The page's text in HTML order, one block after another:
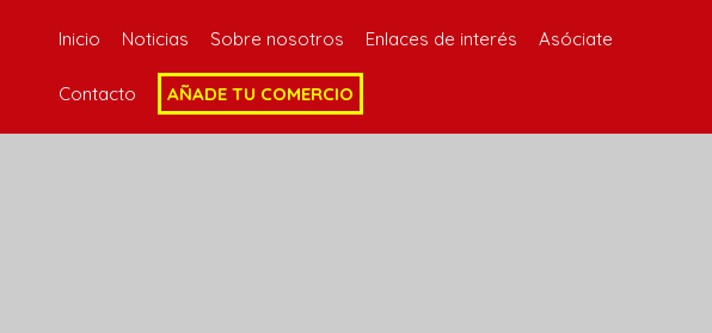
Inicio Noticias Sobre nosotros Enlaces de interés Asóciate
Contacto AÑADE TU COMERCIO